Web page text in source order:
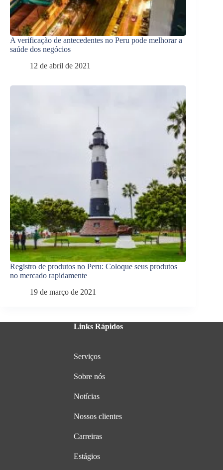
A verificação de antecedentes no Peru pode melhorar a
saúde dos negócios
12 de abril de 2021
Registro de produtos no Peru: Coloque seus produtos
no mercado rapidamente
19 de março de 2021
Links Rápidos
Serviços
Sobre nós
Notícias
Nossos clientes
Carreiras
Estágios